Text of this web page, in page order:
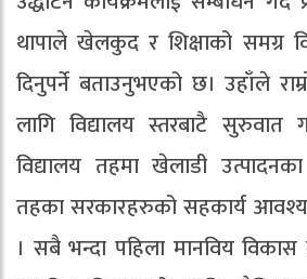
थापाले खेलकुद र शिक्षाको समग्र
दिनुपर्ने बताउनुभएको छ। उहाँले
लागि विद्यालय स्तरबाटै सुरुवात
विद्यालय तहमा खेलाडी
तहका सरकारहरुको सहकार्य
। सबै भन्दा पहिला मानविय